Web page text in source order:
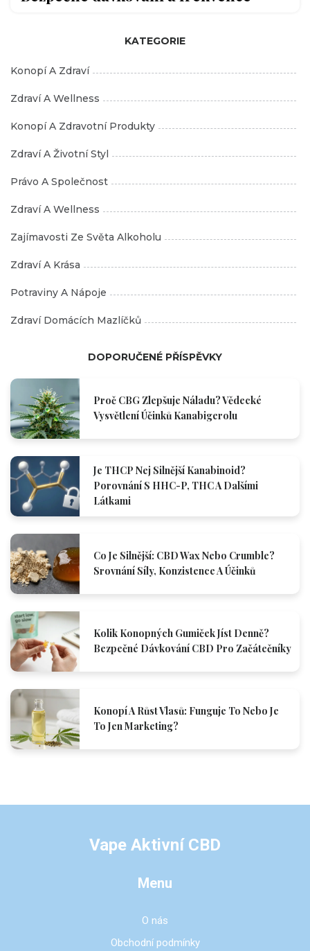
KATEGORIE
Konopí A Zdraví
Zdraví A Wellness
Konopí A Zdravotní Produkty
Zdraví A Životní Styl
Právo A Společnost
Zdraví A Wellness
Zajímavosti Ze Světa Alkoholu
Zdraví A Krása
Potraviny A Nápoje
Zdraví Domácích Mazlíčků
DOPORUČENÉ PŘÍSPĚVKY
Proč CBG Zlepšuje Náladu? Vědecké
Vysvětlení Účinků Kanabigerolu
Je THCP Nej Silnější Kanabinoid?
Porovnání S HHC-P, THC A Dalšími
Látkami
Co Je Silnější: CBD Wax Nebo Crumble?
Srovnání Síly, Konzistence A Účinků
Kolik Konopných Gumiček Jíst Denně?
Bezpečné Dávkování CBD Pro Začátečníky
Konopí A Růst Vlasů: Funguje To Nebo Je
To Jen Marketing?
Vape Aktivní CBD
Menu
O nás
Obchodní podmínky